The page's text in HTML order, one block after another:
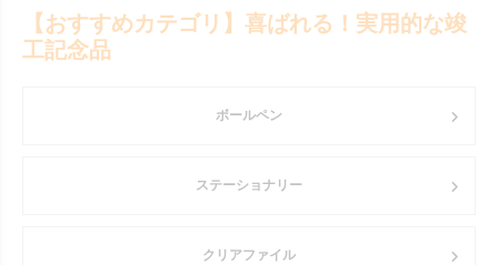
【おすすめカテゴリ】喜ばれる！実用的な竣
工記念品
ボールペン
ステーショナリー
クリアファイル